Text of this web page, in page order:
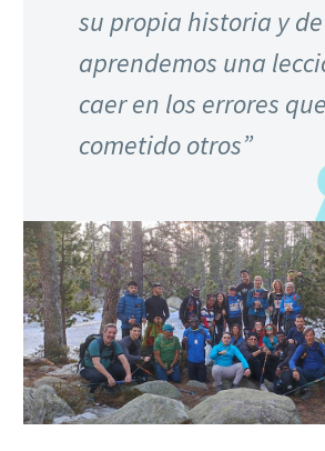
su propia historia y
aprendemos una
caer en los errores
cometido otros”